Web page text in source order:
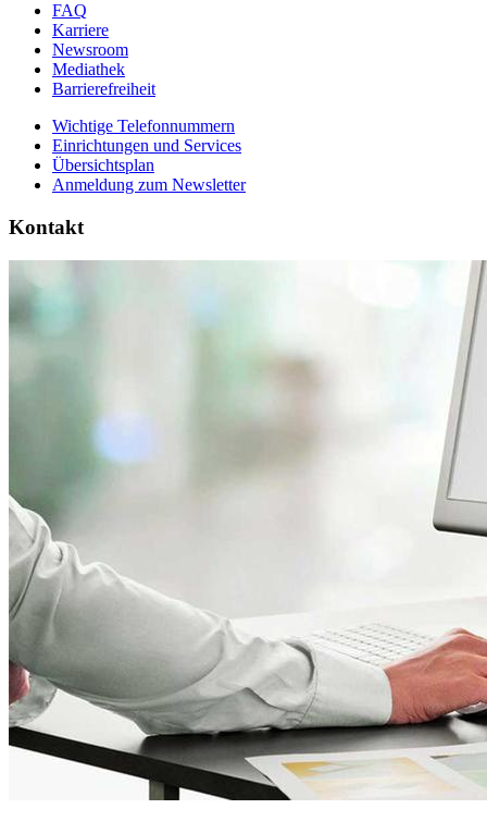
FAQ
Karriere
Newsroom
Mediathek
Barrierefreiheit
Wichtige Telefonnummern
Einrichtungen und Services
Übersichtsplan
Anmeldung zum Newsletter
Kontakt